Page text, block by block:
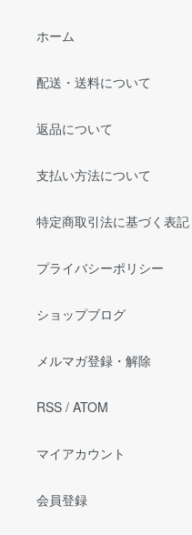
ホーム
配送・送料について
返品について
支払い方法について
特定商取引法に基づく表記
プライバシーポリシー
ショップブログ
メルマガ登録・解除
RSS / ATOM
マイアカウント
会員登録